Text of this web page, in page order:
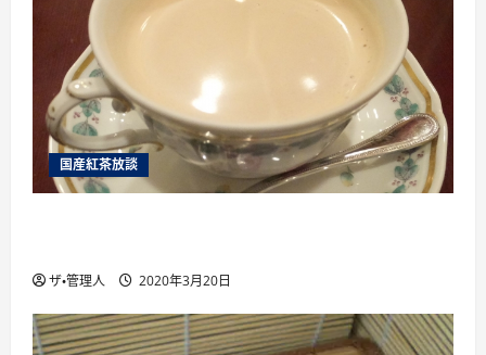
国産紅茶放談
ザ・管理人 2020年3月20日